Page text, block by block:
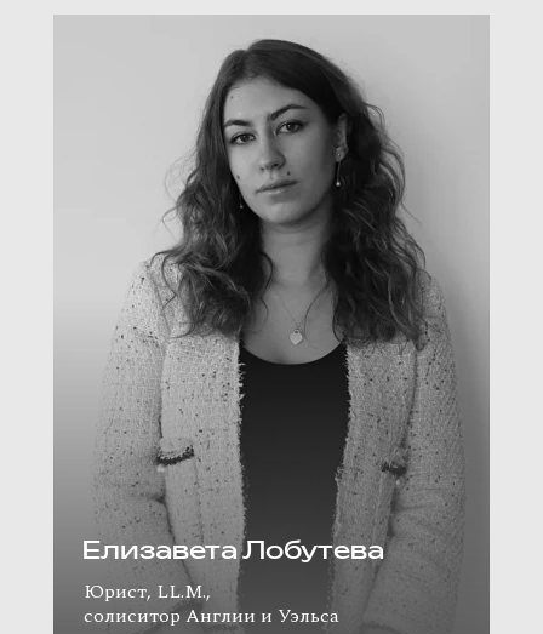
Елизавета Лобутева
Юрист, LL.M.,
солиситор Англии и Уэльса